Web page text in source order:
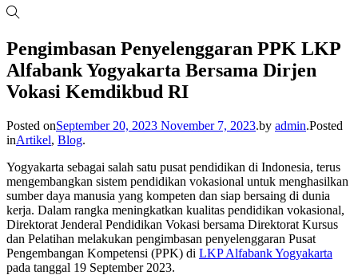
Pengimbasan Penyelenggaran PPK LKP
Alfabank Yogyakarta Bersama Dirjen
Vokasi Kemdikbud RI
Posted onSeptember 20, 2023 November 7, 2023.by admin.Posted
inArtikel, Blog.
Yogyakarta sebagai salah satu pusat pendidikan di Indonesia, terus
mengembangkan sistem pendidikan vokasional untuk menghasilkan
sumber daya manusia yang kompeten dan siap bersaing di dunia
kerja. Dalam rangka meningkatkan kualitas pendidikan vokasional,
Direktorat Jenderal Pendidikan Vokasi bersama Direktorat Kursus
dan Pelatihan melakukan pengimbasan penyelenggaran Pusat
Pengembangan Kompetensi (PPK) di LKP Alfabank Yogyakarta
pada tanggal 19 September 2023.